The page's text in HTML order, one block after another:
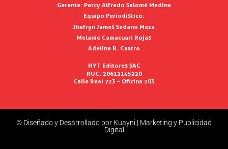
Gerente: Percy Alfredo Salomé Medina
Equipo Periodístico:
Jhefryn James Sedano Meza
Melanie Camacuari Rojas
Adelina R. Castro
HYT Editores SAC
RUC: 20612145220
Calle Real 723 – Oficina 203
© Diseñado y Desarrollado por Kuayni | Marketing y Publicidad
Digital